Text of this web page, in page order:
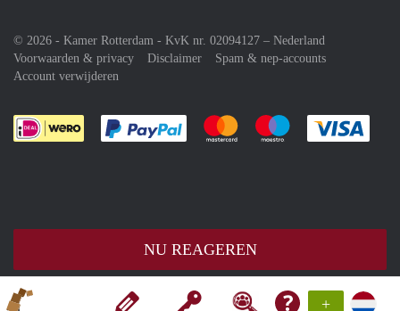
+
NU REAGEREN
© 2026 - Kamer Rotterdam - KvK nr. 02094127 – Nederland
Voorwaarden & privacy
Disclaimer
Spam & nep-accounts
Account verwijderen
Je rekent gemakkelijk af met Paypal
Je rekent gemakkelijk af met
Je rekent